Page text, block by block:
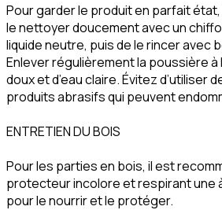
Pour garder le produit en parfait
le nettoyer doucement avec un
liquide neutre, puis de le rincer avec
Enlever régulièrement la poussière à
doux et d’eau claire. Évitez d’utiliser
produits abrasifs qui peuvent
ENTRETIEN DU BOIS
Pour les parties en bois, il est
protecteur incolore et respirant une
pour le nourrir et le protéger.